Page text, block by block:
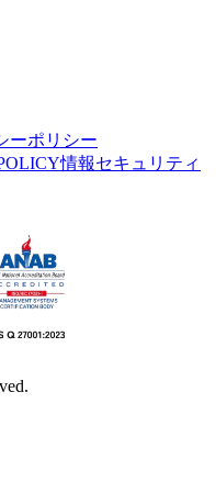
ーポリシー
情報セキュリティ